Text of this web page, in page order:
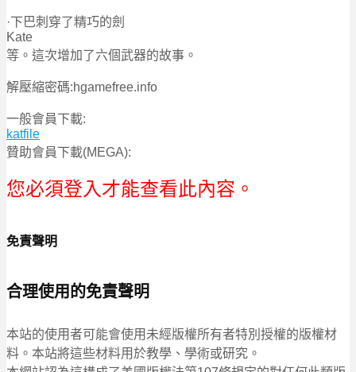
·下巴刺穿了精巧的劍
Kate
等。這次增加了六個武器的故事。
解壓縮密碼:hgamefree.info
一般會員下載:
katfile
贊助會員下載(MEGA):
您必須登入才能查看此內容。
免責聲明
合理使用的免責聲明
本站的使用者可能會使用未經版權所有者特別授權的版權材
料。本站將這些材料用於教學、學術或研究。